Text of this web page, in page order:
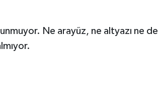
Ne arayüz, ne altyazı ne de